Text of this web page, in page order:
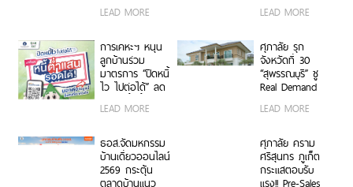
Marketplace” บน
Application รวม
ดีลพิเศษลดสูงสุด
30% เพื่อบ้านและ
การใช้ชีวิต ครบ
จบในแอปเดียว
LEAD MORE เพิ่มทางเลือกใน
ดอกเบี้ย
LEAD MORE
การเคหะฯ หนุน
ลูกบ้านร่วม
มาตรการ “ปิดหนี้
ไว ไปต่อได้” ลด
โอกาสทางการ
LEAD MORE
ศุภาลัย รุก
จังหวัดที่ 30
“สุพรรณบุรี” ชู
Real Demand
มากกว่าบ้าน เปิด
สปริงส์
สุพรรณบุรี” บ้าน
เดี่ยว-บ้านแฝดซี
รีส์ใหม่ เริ่ม 4.39
LEAD MORE
ธอส.จัดมหกรรม
บ้านเดี่ยวออนไลน์
2569 กระตุ้น
ตลาดบ้านแนว
ศุภาลัย คราม
ศรีสุนทร ภูเก็ต
กระแสตอบรับ
แรง!! Pre-Sales